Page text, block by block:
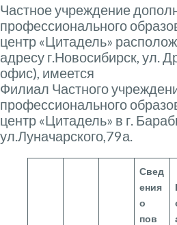
Частное учреждение
профессионального
центр «Цитадель»
адресу г.Новосибирск, ул.
офис), имеется
Филиал Частного
профессионального
центр «Цитадель» в г.
ул.Луначарского,79а.
Свед
ения
о
пов